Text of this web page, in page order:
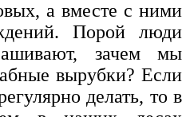
а вместе с ними
Порой люди
зачем мы
вырубки? Если
делать, то в